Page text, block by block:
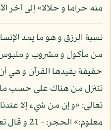
منه حراما و حلالا» إلى آخر
نسبة الرزق و هو ما يمد
من مأكول و مشروب و ملبوس
حقيقة يفيدها القرآن و هي أن
تتنزل من هناك على حسب ما
تعالى: «و إن من شيء إلا عندنا
معلوم:»